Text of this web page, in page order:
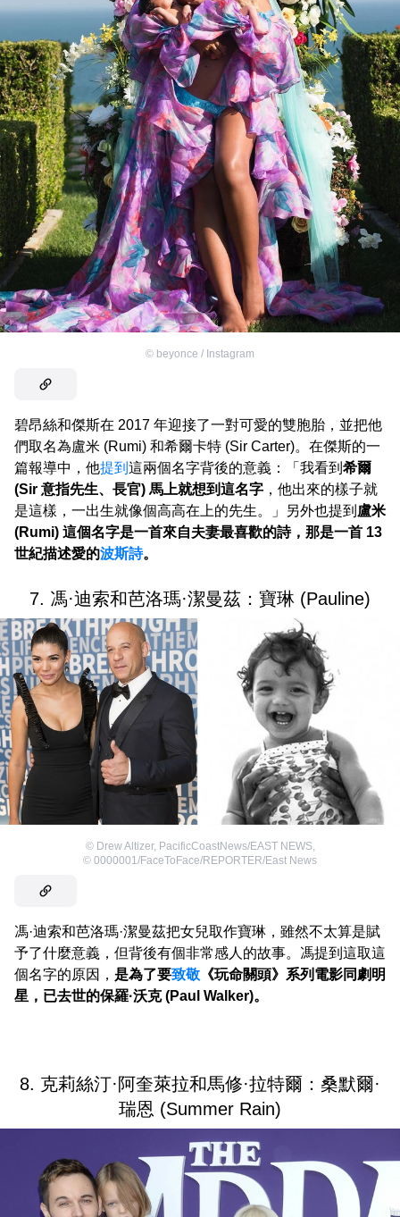
© beyonce / Instagram
碧昂絲和傑斯在 2017 年迎接了一對可愛的雙胞胎，並把他
們取名為盧米 (Rumi) 和希爾卡特 (Sir Carter)。在傑斯的一
篇報導中，他提到 這兩個名字背後的意義：「我看到 希爾
(Sir 意指先生、長官) 馬上就想到這名字 ，他出來的樣子就
是這樣，一出生就像個高高在上的先生。」另外也提到 盧米
(Rumi) 這個名字是一首來自夫妻最喜歡的詩，那是一首 13
世紀描述愛的波斯詩。
7. 馮·迪索和芭洛瑪·潔曼茲：寶琳 (Pauline)
© Drew Altizer, PacificCoastNews/EAST NEWS,
© 0000001/FaceToFace/REPORTER/East News
馮·迪索和芭洛瑪·潔曼茲把女兒取作寶琳，雖然不太算是賦
予了什麼意義，但背後有個非常感人的故事。馮提到這取這
個名字的原因， 是為了要致敬 《玩命關頭》系列電影同劇明
星，已去世的保羅·沃克 (Paul Walker)。
8. 克莉絲汀·阿奎萊拉和馬修·拉特爾：桑默爾·
瑞恩 (Summer Rain)